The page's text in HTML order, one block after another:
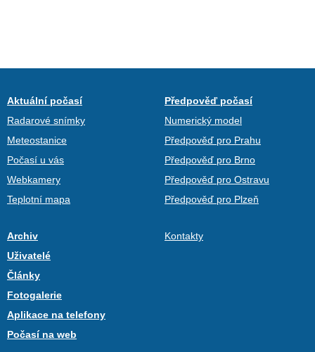
Aktuální počasí
Radarové snímky
Meteostanice
Počasí u vás
Webkamery
Teplotní mapa
Předpověď počasí
Numerický model
Předpověď pro Prahu
Předpověď pro Brno
Předpověď pro Ostravu
Předpověď pro Plzeň
Archiv
Uživatelé
Články
Fotogalerie
Aplikace na telefony
Počasí na web
Kontakty